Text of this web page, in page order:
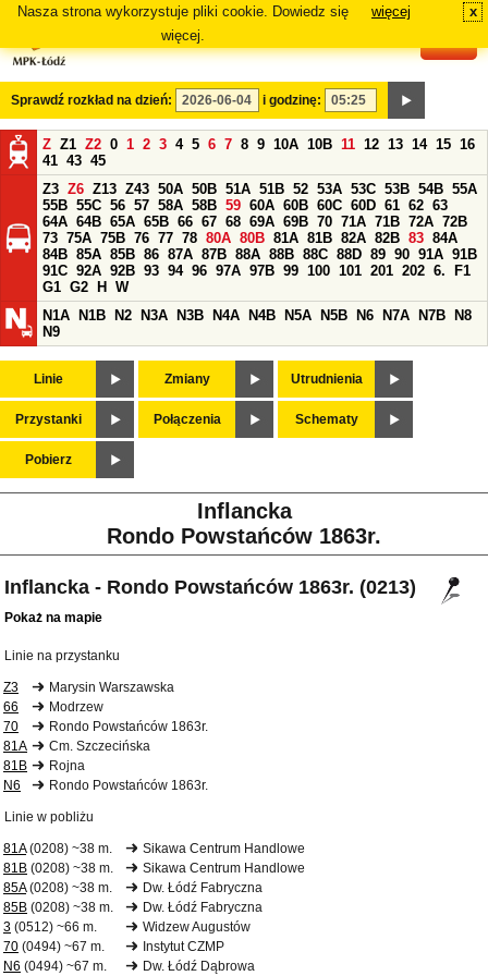
Nasza strona wykorzystuje pliki cookie. Dowiedz się
więcej.
więcej x
Sprawdź rozkład na dzień: i godzinę:
Z Z1 Z2 0 1 2 3 4 5 6 7 8 9 10A 10B 11 12 13 14 15 16
41 43 45
Z3 Z6 Z13 Z43 50A 50B 51A 51B 52 53A 53C 53B 54B 55A
55B 55C 56 57 58A 58B 59 60A 60B 60C 60D 61 62 63
64A 64B 65A 65B 66 67 68 69A 69B 70 71A 71B 72A 72B
73 75A 75B 76 77 78 80A 80B 81A 81B 82A 82B 83 84A
84B 85A 85B 86 87A 87B 88A 88B 88C 88D 89 90 91A 91B
91C 92A 92B 93 94 96 97A 97B 99 100 101 201 202 6.
F1
G1 G2 H
W
N1A
N1B N2 N3A N3B N4A N4B N5A N5B N6 N7A N7B
N8
N9
Linie Zmiany Utrudnienia
Przystanki Połączenia Schematy
Pobierz
Inflancka
Rondo Powstańców 1863r.
Inflancka - Rondo Powstańców 1863r. (0213)
Pokaż na mapie
Linie na przystanku
Z3
Marysin Warszawska
66
Modrzew
70
Rondo Powstańców 1863r.
81A
Cm. Szczecińska
81B
Rojna
N6
Rondo Powstańców 1863r.
Linie w pobliżu
81A(0208) ~38 m.
Sikawa Centrum Handlowe
81B (0208) ~38 m.
Sikawa Centrum Handlowe
85A(0208) ~38 m.
Dw. Łódź Fabryczna
85B (0208) ~38 m.
Dw. Łódź Fabryczna
3 (0512) ~66 m.
Widzew Augustów
70 (0494) ~67 m.
Instytut CZMP
N6 (0494) ~67 m. Dw. Łódź Dąbrowa